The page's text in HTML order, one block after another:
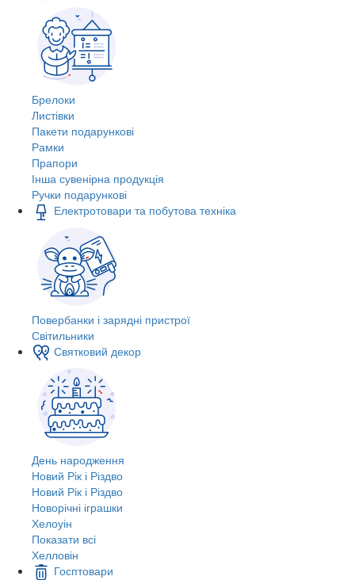
Брелоки
Листівки
Пакети подарункові
Рамки
Прапори
Інша сувенірна продукція
Ручки подарункові
Електротовари та побутова техніка
Повербанки і зарядні пристрої
Світильники
Святковий декор
День народження
Новий Рік і Різдво
Новий Рік і Різдво
Новорічні іграшки
Хелоуін
Показати всі
Хелловін
Госптовари